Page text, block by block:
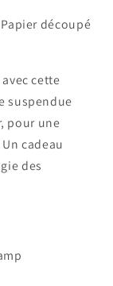
découpé
cette
suspendue
pour une
cadeau
des